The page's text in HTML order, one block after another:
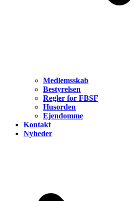
Medlemsskab
Bestyrelsen
Regler for FBSF
Husorden
Ejendomme
Kontakt
Nyheder